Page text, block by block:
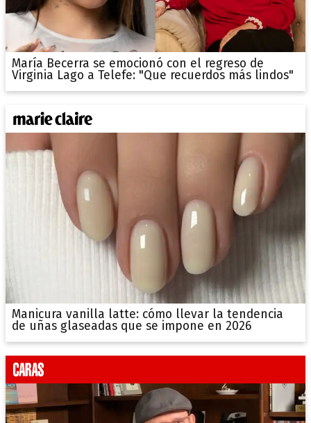
María Becerra se emocionó con el regreso de
Virginia Lago a Telefe: "Que recuerdos más lindos"
Manicura vanilla latte: cómo llevar la tendencia
de uñas glaseadas que se impone en 2026